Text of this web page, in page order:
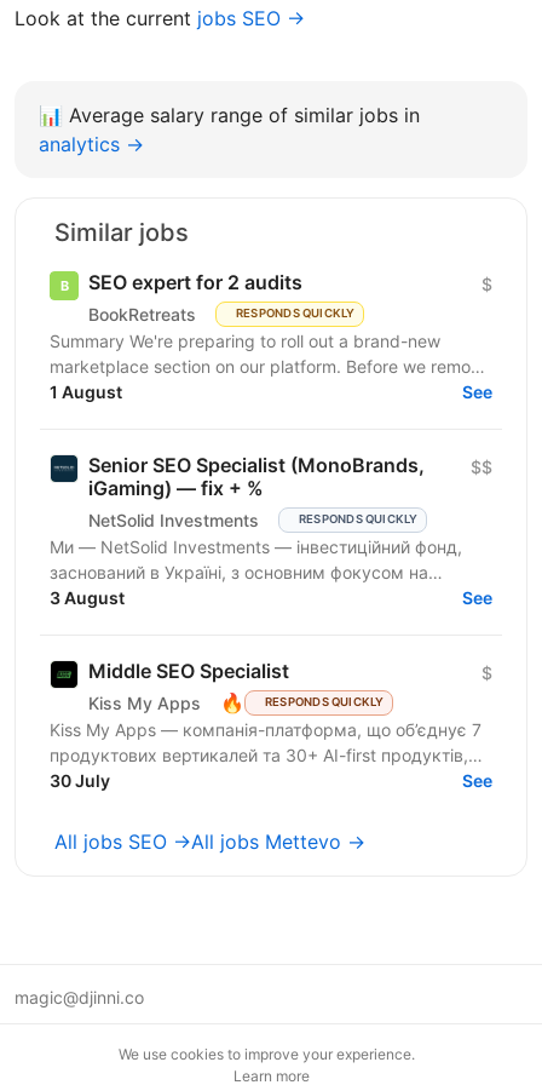
Look at the current jobs SEO →
📊 Average salary range of similar jobs in
analytics →
Similar jobs
SEO expert for 2 audits
BookRetreats RESPONDS QUICKLY
$
Summary We're preparing to roll out a brand-new
marketplace section on our platform. Before we remove
the staging gates, open up indexing, and kick off a...
1 August See
Senior SEO Specialist (MonoBrands,
iGaming) — fix + %
NetSolid Investments RESPONDS QUICKLY
$$
Ми — NetSolid Investments — інвестиційний фонд,
заснований в Україні, з основним фокусом на
SMART-інвестиції. Наша екосистема — це простір,
3 August See
Middle SEO Specialist
Kiss My Apps 🔥 RESPONDS QUICKLY
$
Kiss My Apps — компанія-платформа, що об’єднує 7
продуктових вертикалей та 30+ AI-first продуктів,
100+ мільйонів користувачів, власну екосистему...
30 July See
All jobs SEO →All jobs Mettevo →
magic@djinni.co
We use cookies to improve your experience.
Learn more